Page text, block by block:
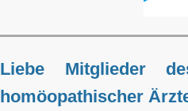
Liebe Mitglieder
homöopathischer